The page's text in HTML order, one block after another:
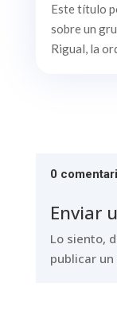
Este título
sobre un
Rigual, la
0
Enviar
Lo siento,
publicar